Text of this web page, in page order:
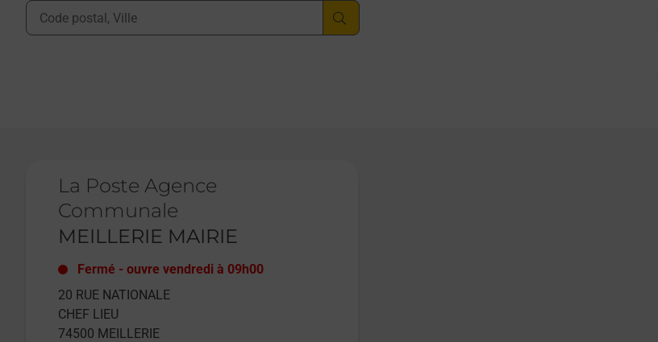
Ville, Département, Code Postal
La Poste Agence
Communale
MEILLERIE MAIRIE
Fermé - ouvre vendredi à 09h00
20 RUE NATIONALE
CHEF LIEU
74500 MEILLERIE